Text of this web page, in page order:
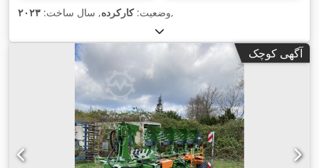
وضعیت:کارکرده, سال ساخت: ۲۰۲۳ ,
آگهی کوچک